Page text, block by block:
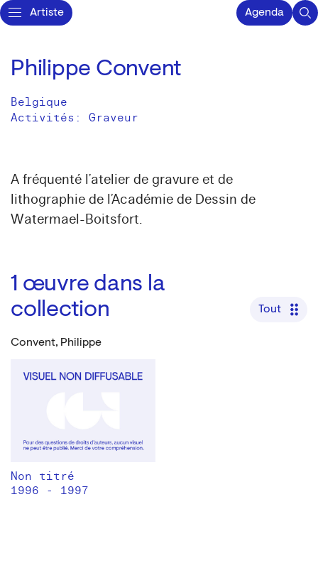
Artiste Agenda
Philippe Convent
Belgique
Activités: Graveur
A fréquenté l’atelier de gravure et de
lithographie de l’Académie de Dessin de
Watermael-Boitsfort.
1 œuvre dans la
collection
Tout
Convent, Philippe
Non titré
1996 - 1997